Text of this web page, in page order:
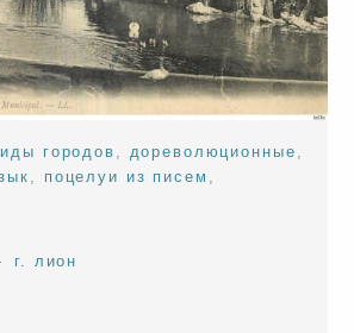
городов , дореволюционные ,
, поцелуи из писем ,
г. лион